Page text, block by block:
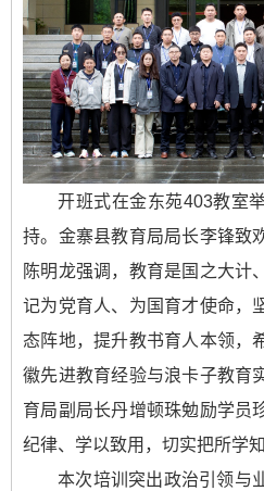
开班式在金东苑403教室
持。金寨县教育局局长李锋致
陈明龙强调，教育是国之大计
记为党育人、为国育才使命，
态阵地，提升教书育人本领，
徽先进教育经验与浪卡子教育
育局副局长丹增顿珠勉励学员
纪律、学以致用，切实把所学
本次培训突出政治引领与